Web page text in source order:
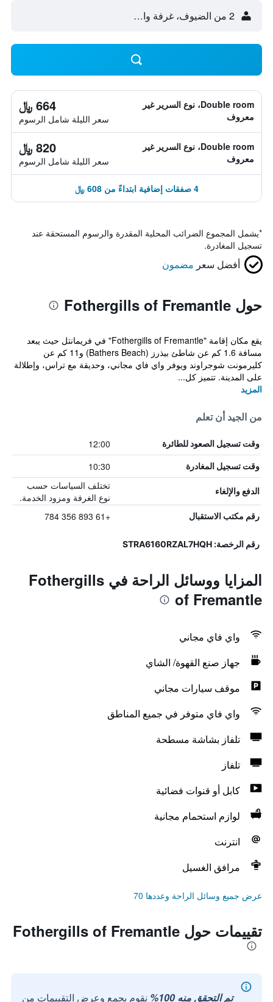
2 من الضيوف، غرفة واحدة
Double room، نوع السرير غير
معروف
664 ﷼
سعر الليلة شامل الرسوم
Double room، نوع السرير غير
معروف
820 ﷼
سعر الليلة شامل الرسوم
4 صفقات إضافية ابتداءً من 608 ﷼
*يشمل المجموع الضرائب المحلية المقدرة والرسوم المستحقة عند
تسجيل المغادرة.
أفضل سعر مضمون
حول Fothergills of Fremantle
يقع مكان إقامة "Fothergills of Fremantle" في فريمانتل حيث يبعد
مسافة 1.6 كم عن شاطئ بيذرز (Bathers Beach) و11 كم عن
كليرمونت شوجراوند ويوفر واي فاي مجاني، وحديقة مع تراس، وإطلالة
على المدينة. تتميز كل...
المزيد
من الجيد أن تعلم
وقت تسجيل الصعود للطائرة 12:00
وقت تسجيل المغادرة 10:30
الدفع والإلغاء
تختلف السياسات حسب
نوع الغرفة ومزود الخدمة.
رقم مكتب الاستقبال +61 893 356 784
رقم الرخصة: STRA6160RZAL7HQH
المزايا ووسائل الراحة في Fothergills
of Fremantle
واي فاي مجاني
جهاز صنع القهوة/ الشاي
موقف سيارات مجاني
واي فاي متوفر في جميع المناطق
تلفاز بشاشة مسطحة
تلفاز
كابل أو قنوات فضائية
لوازم استحمام مجانية
انترنت
مرافق الغسيل
عرض جميع وسائل الراحة وعددها 70
تقييمات حول Fothergills of Fremantle
تم التحقق منه 100% نقوم بجمع وعرض التقييمات من